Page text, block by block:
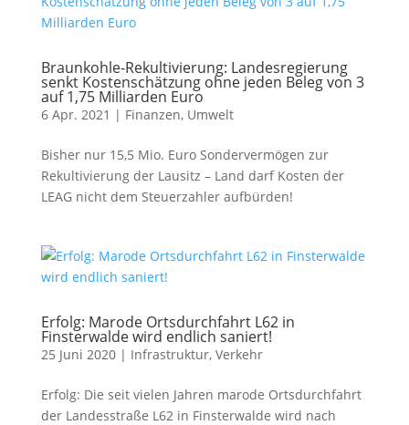
Braunkohle-Rekultivierung: Landesregierung
senkt Kostenschätzung ohne jeden Beleg von 3
auf 1,75 Milliarden Euro
6 Apr. 2021 | Finanzen, Umwelt
Bisher nur 15,5 Mio. Euro Sondervermögen zur
Rekultivierung der Lausitz – Land darf Kosten der
LEAG nicht dem Steuerzahler aufbürden!
Erfolg: Marode Ortsdurchfahrt L62 in
Finsterwalde wird endlich saniert!
25 Juni 2020| Infrastruktur, Verkehr
Erfolg: Die seit vielen Jahren marode Ortsdurchfahrt
der Landesstraße L62 in Finsterwalde wird nach